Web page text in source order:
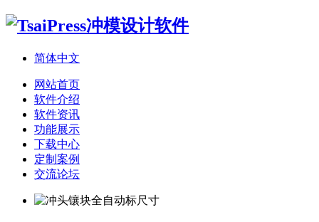
简体中文
网站首页
软件介绍
软件资讯
功能展示
下载中心
定制案例
交流论坛